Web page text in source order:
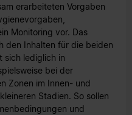
erarbeiteten Vorgaben
Monitoring vor. Das
den Inhalten für die beiden
sich lediglich in
bei der
Zonen im Innen- und
Stadien. So sollen
und